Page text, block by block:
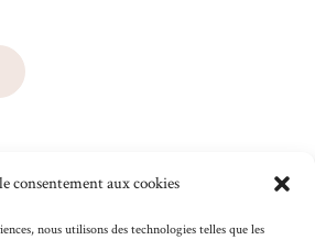
consentement aux cookies
nous utilisons des technologies telles que les